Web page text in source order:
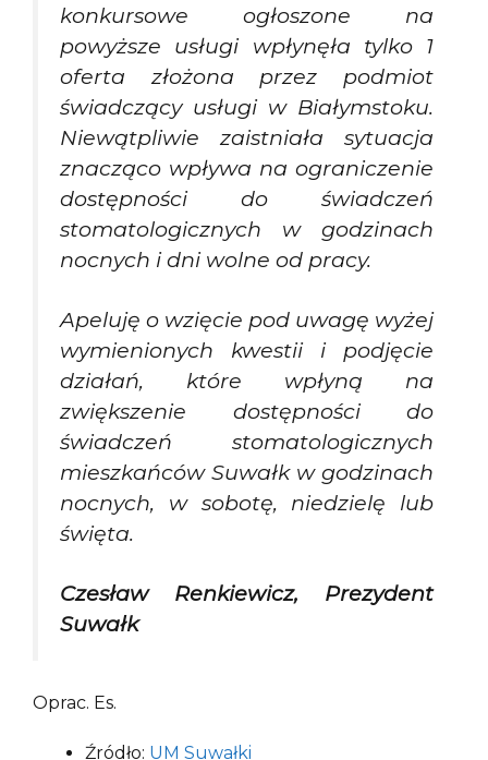
konkursowe ogłoszone na
powyższe usługi wpłynęła tylko 1
oferta złożona przez podmiot
świadczący usługi w Białymstoku.
Niewątpliwie zaistniała sytuacja
znacząco wpływa na ograniczenie
dostępności do świadczeń
stomatologicznych w godzinach
nocnych i dni wolne od pracy.
Apeluję o wzięcie pod uwagę wyżej
wymienionych kwestii i podjęcie
działań, które wpłyną na
zwiększenie dostępności do
świadczeń stomatologicznych
mieszkańców Suwałk w godzinach
nocnych, w sobotę, niedzielę lub
święta.
Czesław Renkiewicz, Prezydent
Suwałk
Oprac. Es.
Źródło: UM Suwałki